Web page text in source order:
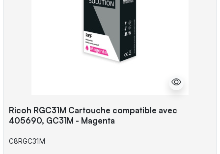
Ricoh RGC31M Cartouche compatible avec
405690, GC31M - Magenta
C8RGC31M